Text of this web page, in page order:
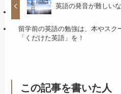
英語の発音が難しい
留学前の英語の勉強は、本やスク
「くだけた英語」を！
この記事を書いた人